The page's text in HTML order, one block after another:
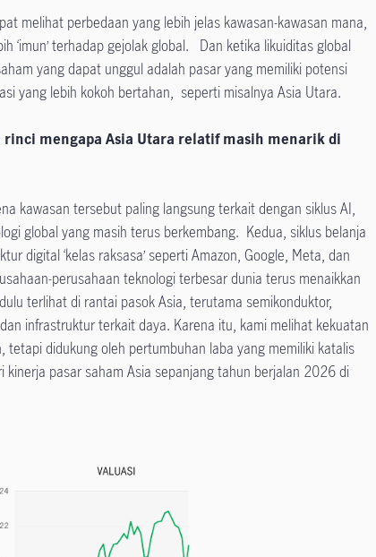
melihat perbedaan yang lebih jelas kawasan-kawasan mana,
‘imun’ terhadap gejolak global. Dan ketika likuiditas global
yang dapat unggul adalah pasar yang memiliki potensi
yang lebih kokoh bertahan, seperti misalnya Asia Utara.
mengapa Asia Utara relatif masih menarik di
kawasan tersebut paling langsung terkait dengan siklus AI,
global yang masih terus berkembang. Kedua, siklus belanja
digital ‘kelas raksasa’ seperti Amazon, Google, Meta, dan
perusahaan teknologi terbesar dunia terus menaikkan
terlihat di rantai pasok Asia, terutama semikonduktor,
infrastruktur terkait daya. Karena itu, kami melihat kekuatan
tetapi didukung oleh pertumbuhan laba yang memiliki katalis
pasar saham Asia sepanjang tahun berjalan 2026 di